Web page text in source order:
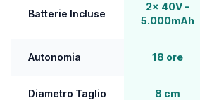
Batterie Incluse
2x 40V -
5.000mAh
Autonomia 18 ore
Diametro Taglio 8 cm